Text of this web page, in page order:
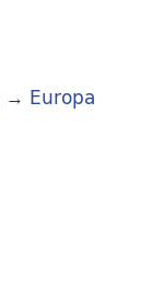
→ Europa